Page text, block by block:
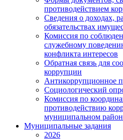
противодействием
Сведения о доходах,
обязательствах
Комиссия по
служебному
конфликта интересов
Обратная связь для
коррупции
Антикоррупционное
Социологический
Комиссия по
противодействию
муниципальном
Муниципальные задания
2026